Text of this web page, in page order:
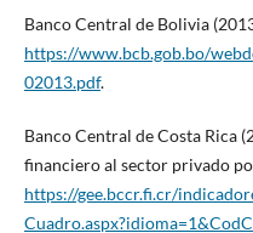
Banco Central de Bolivia
https://www.bcb.gob.bo/
02013.pdf.
Banco Central de Costa Rica
financiero al sector privado
https://gee.bccr.fi.cr/